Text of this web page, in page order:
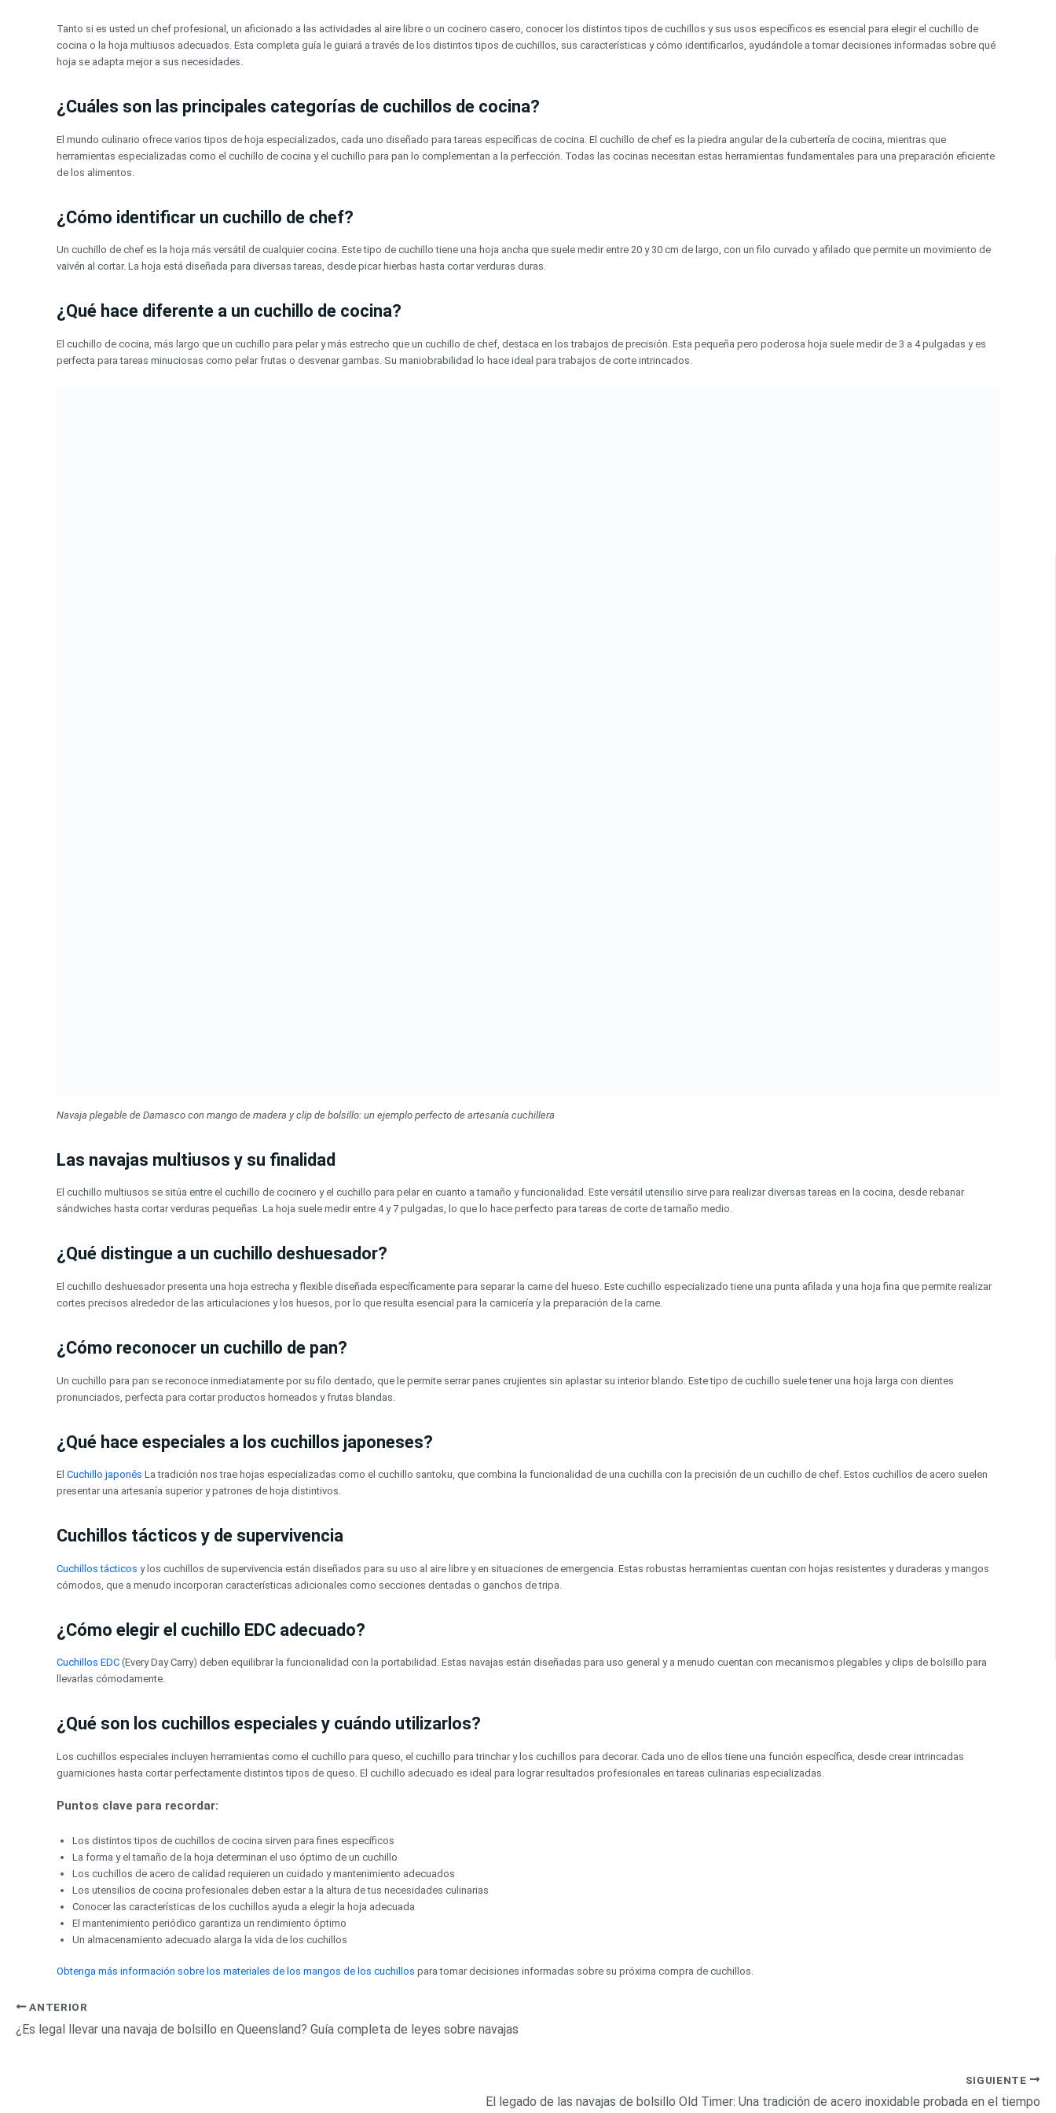
Tanto si es usted un chef profesional, un aficionado a las actividades al aire libre o un cocinero casero, conocer los distintos tipos de cuchillos y sus usos específicos es esencial para elegir el cuchillo de
cocina o la hoja multiusos adecuados. Esta completa guía le guiará a través de los distintos tipos de cuchillos, sus características y cómo identificarlos, ayudándole a tomar decisiones informadas sobre qué
hoja se adapta mejor a sus necesidades.
¿Cuáles son las principales categorías de cuchillos de cocina?
El mundo culinario ofrece varios tipos de hoja especializados, cada uno diseñado para tareas específicas de cocina. El cuchillo de chef es la piedra angular de la cubertería de cocina, mientras que
herramientas especializadas como el cuchillo de cocina y el cuchillo para pan lo complementan a la perfección. Todas las cocinas necesitan estas herramientas fundamentales para una preparación eficiente
de los alimentos.
¿Cómo identificar un cuchillo de chef?
Un cuchillo de chef es la hoja más versátil de cualquier cocina. Este tipo de cuchillo tiene una hoja ancha que suele medir entre 20 y 30 cm de largo, con un filo curvado y afilado que permite un movimiento de
vaivén al cortar. La hoja está diseñada para diversas tareas, desde picar hierbas hasta cortar verduras duras.
¿Qué hace diferente a un cuchillo de cocina?
El cuchillo de cocina, más largo que un cuchillo para pelar y más estrecho que un cuchillo de chef, destaca en los trabajos de precisión. Esta pequeña pero poderosa hoja suele medir de 3 a 4 pulgadas y es
perfecta para tareas minuciosas como pelar frutas o desvenar gambas. Su maniobrabilidad lo hace ideal para trabajos de corte intrincados.
Navaja plegable de Damasco con mango de madera y clip de bolsillo: un ejemplo perfecto de artesanía cuchillera
Las navajas multiusos y su finalidad
El cuchillo multiusos se sitúa entre el cuchillo de cocinero y el cuchillo para pelar en cuanto a tamaño y funcionalidad. Este versátil utensilio sirve para realizar diversas tareas en la cocina, desde rebanar
sándwiches hasta cortar verduras pequeñas. La hoja suele medir entre 4 y 7 pulgadas, lo que lo hace perfecto para tareas de corte de tamaño medio.
¿Qué distingue a un cuchillo deshuesador?
El cuchillo deshuesador presenta una hoja estrecha y flexible diseñada específicamente para separar la carne del hueso. Este cuchillo especializado tiene una punta afilada y una hoja fina que permite realizar
cortes precisos alrededor de las articulaciones y los huesos, por lo que resulta esencial para la carnicería y la preparación de la carne.
¿Cómo reconocer un cuchillo de pan?
Un cuchillo para pan se reconoce inmediatamente por su filo dentado, que le permite serrar panes crujientes sin aplastar su interior blando. Este tipo de cuchillo suele tener una hoja larga con dientes
pronunciados, perfecta para cortar productos horneados y frutas blandas.
¿Qué hace especiales a los cuchillos japoneses?
El Cuchillo japonés La tradición nos trae hojas especializadas como el cuchillo santoku, que combina la funcionalidad de una cuchilla con la precisión de un cuchillo de chef. Estos cuchillos de acero suelen
presentar una artesanía superior y patrones de hoja distintivos.
Cuchillos tácticos y de supervivencia
Cuchillos tácticos y los cuchillos de supervivencia están diseñados para su uso al aire libre y en situaciones de emergencia. Estas robustas herramientas cuentan con hojas resistentes y duraderas y mangos
cómodos, que a menudo incorporan características adicionales como secciones dentadas o ganchos de tripa.
¿Cómo elegir el cuchillo EDC adecuado?
Cuchillos EDC (Every Day Carry) deben equilibrar la funcionalidad con la portabilidad. Estas navajas están diseñadas para uso general y a menudo cuentan con mecanismos plegables y clips de bolsillo para
llevarlas cómodamente.
¿Qué son los cuchillos especiales y cuándo utilizarlos?
Los cuchillos especiales incluyen herramientas como el cuchillo para queso, el cuchillo para trinchar y los cuchillos para decorar. Cada uno de ellos tiene una función específica, desde crear intrincadas
guarniciones hasta cortar perfectamente distintos tipos de queso. El cuchillo adecuado es ideal para lograr resultados profesionales en tareas culinarias especializadas.
Puntos clave para recordar:
Los distintos tipos de cuchillos de cocina sirven para fines específicos
La forma y el tamaño de la hoja determinan el uso óptimo de un cuchillo
Los cuchillos de acero de calidad requieren un cuidado y mantenimiento adecuados
Los utensilios de cocina profesionales deben estar a la altura de tus necesidades culinarias
Conocer las características de los cuchillos ayuda a elegir la hoja adecuada
El mantenimiento periódico garantiza un rendimiento óptimo
Un almacenamiento adecuado alarga la vida de los cuchillos
Obtenga más información sobre los materiales de los mangos de los cuchillos para tomar decisiones informadas sobre su próxima compra de cuchillos.
ANTERIOR
¿Es legal llevar una navaja de bolsillo en Queensland? Guía completa de leyes sobre navajas
SIGUIENTE
El legado de las navajas de bolsillo Old Timer: Una tradición de acero inoxidable probada en el tiempo